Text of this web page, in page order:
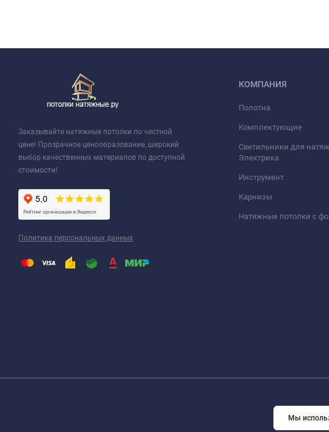
Заказывайте натяжные потолки по честной
цене! Прозрачное ценообразование, широкий
выбор качественных материалов по доступной
стоимости!
Политика персональных данных
КОМПАНИЯ
Полотна
Комплектующие
Светильники для
Электрика
Инструмент
Карнизы
Натяжные потолки с
Мы